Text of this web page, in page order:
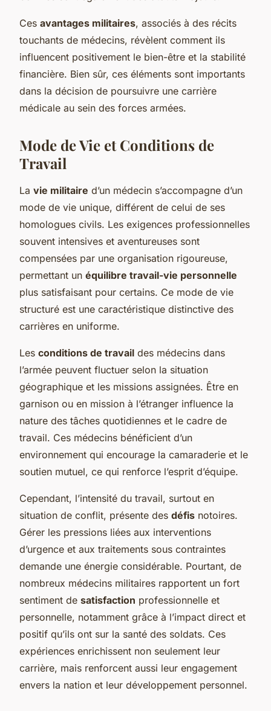
Ces avantages militaires, associés à des récits
touchants de médecins, révèlent comment ils
influencent positivement le bien-être et la stabilité
financière. Bien sûr, ces éléments sont importants
dans la décision de poursuivre une carrière
médicale au sein des forces armées.
Mode de Vie et Conditions de
Travail
La vie militaire d’un médecin s’accompagne d’un
mode de vie unique, différent de celui de ses
homologues civils. Les exigences professionnelles
souvent intensives et aventureuses sont
compensées par une organisation rigoureuse,
permettant un équilibre travail-vie personnelle
plus satisfaisant pour certains. Ce mode de vie
structuré est une caractéristique distinctive des
carrières en uniforme.
Les conditions de travail des médecins dans
l’armée peuvent fluctuer selon la situation
géographique et les missions assignées. Être en
garnison ou en mission à l’étranger influence la
nature des tâches quotidiennes et le cadre de
travail. Ces médecins bénéficient d’un
environnement qui encourage la camaraderie et le
soutien mutuel, ce qui renforce l’esprit d’équipe.
Cependant, l’intensité du travail, surtout en
situation de conflit, présente des défis notoires.
Gérer les pressions liées aux interventions
d’urgence et aux traitements sous contraintes
demande une énergie considérable. Pourtant, de
nombreux médecins militaires rapportent un fort
sentiment de satisfaction professionnelle et
personnelle, notamment grâce à l’impact direct et
positif qu’ils ont sur la santé des soldats. Ces
expériences enrichissent non seulement leur
carrière, mais renforcent aussi leur engagement
envers la nation et leur développement personnel.